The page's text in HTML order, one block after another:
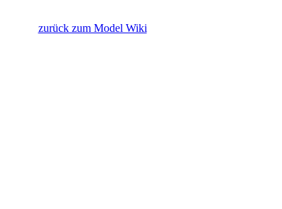
zurück zum Model Wiki